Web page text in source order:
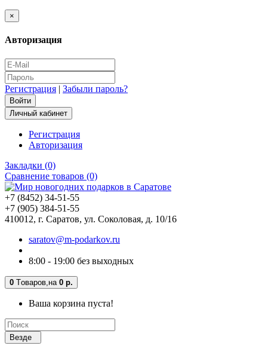
×
Авторизация
Регистрация | Забыли пароль?
Личный кабинет
Регистрация
Авторизация
Закладки (0)
Сравнение товаров (0)
+7 (8452) 34-51-55
+7 (905) 384-51-55
410012, г. Саратов, ул. Соколовая, д. 10/16
saratov@m-podarkov.ru
8:00 - 19:00 без выходных
0 Tоваров, на 0 р.
Ваша корзина пуста!
Везде